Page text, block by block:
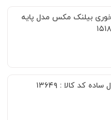
بیلنک مکس مدل پایه
کد کالا : ۱۳۶۴۹